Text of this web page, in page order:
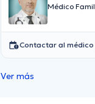
Ospina
Médico
Contactar al
Ver más